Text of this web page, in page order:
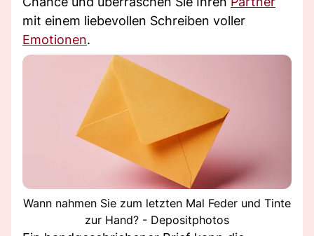
mit einem liebevollen Schreiben voller
Emotionen.
Wann nahmen Sie zum letzten Mal Feder und Tinte
zur Hand? - Depositphotos